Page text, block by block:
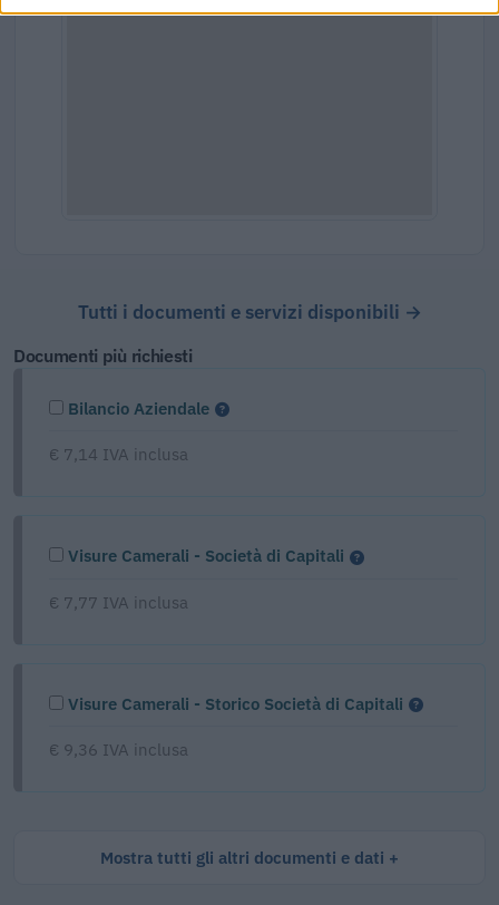
Tutti i documenti e servizi disponibili →
Documenti più richiesti
Bilancio Aziendale
€ 7,14 IVA inclusa
Visure Camerali - Società di Capitali
€ 7,77 IVA inclusa
Visure Camerali - Storico Società di Capitali
€ 9,36 IVA inclusa
Mostra tutti gli altri documenti e dati